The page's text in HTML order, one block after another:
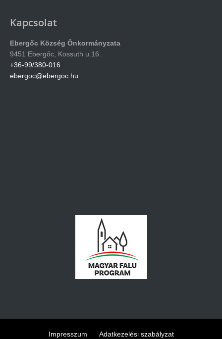
Kapcsolat
Ebergőc Község Önkormányzata
9451 Ebergőc, Kossuth u.16.
+36-99/380-016
ebergoc@ebergoc.hu
Impresszum Adatkezelési szabályzat